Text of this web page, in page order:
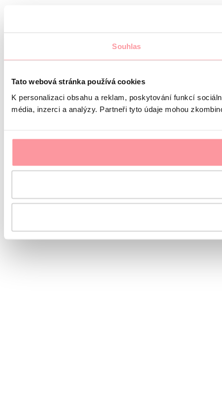
Souhlas
Tato webová stránka používá cookies
K personalizaci obsahu a reklam, poskytování funkcí
média, inzerci a analýzy. Partneři tyto údaje mohou